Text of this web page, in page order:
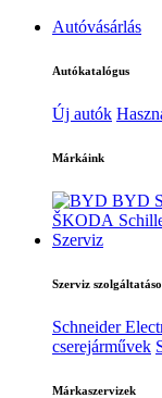
Autóvásárlás
Autókatalógus
Új autók
Márkáink
BYD
ŠKODA
Szerviz
Szerviz
Schneider
cserejárművek
Márkaszervizek